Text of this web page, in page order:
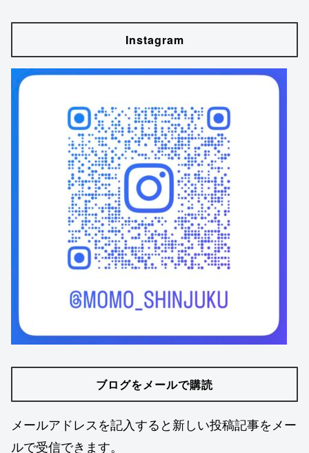
Instagram
ブログをメールで購読
メールアドレスを記入すると新しい投稿記事をメー
ルで受信できます。